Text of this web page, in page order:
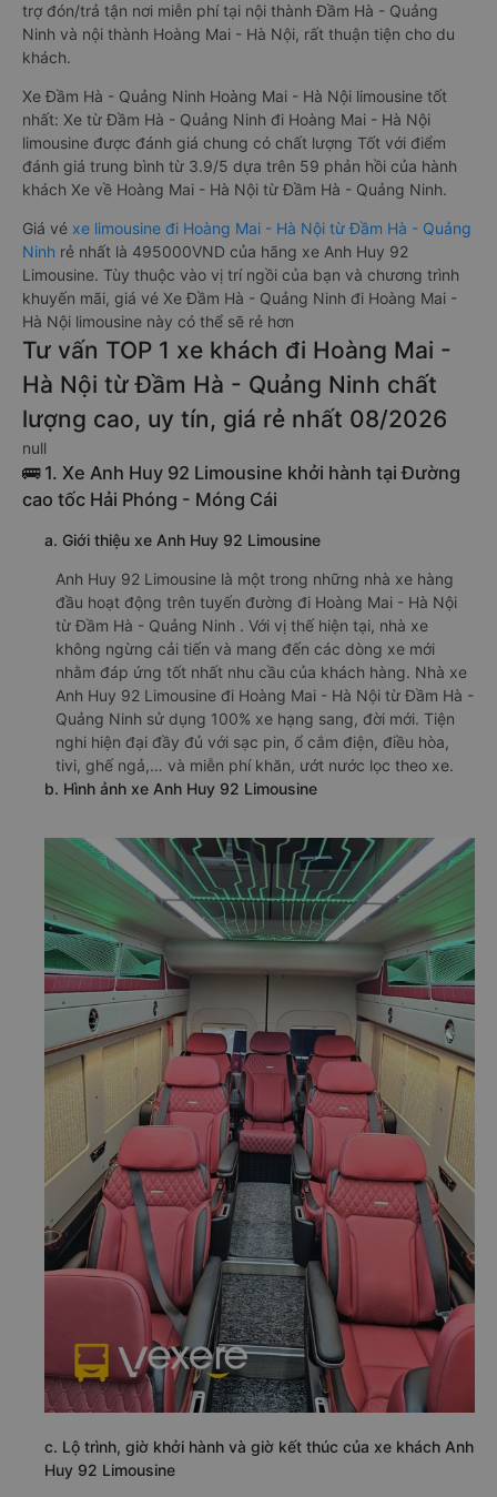
trợ đón/trả tận nơi miễn phí tại nội thành Đầm Hà - Quảng
Ninh và nội thành Hoàng Mai - Hà Nội, rất thuận tiện cho du
khách.
Xe Đầm Hà - Quảng Ninh Hoàng Mai - Hà Nội limousine tốt
nhất: Xe từ Đầm Hà - Quảng Ninh đi Hoàng Mai - Hà Nội
limousine được đánh giá chung có chất lượng Tốt với điểm
đánh giá trung bình từ 3.9/5 dựa trên 59 phản hồi của hành
khách Xe về Hoàng Mai - Hà Nội từ Đầm Hà - Quảng Ninh.
Giá vé xe limousine đi Hoàng Mai - Hà Nội từ Đầm Hà - Quảng
Ninh rẻ nhất là 495000VND của hãng xe Anh Huy 92
Limousine. Tùy thuộc vào vị trí ngồi của bạn và chương trình
khuyến mãi, giá vé Xe Đầm Hà - Quảng Ninh đi Hoàng Mai -
Hà Nội limousine này có thể sẽ rẻ hơn
Tư vấn TOP 1 xe khách đi Hoàng Mai -
Hà Nội từ Đầm Hà - Quảng Ninh chất
lượng cao, uy tín, giá rẻ nhất 08/2026
null
🚌 1. Xe Anh Huy 92 Limousine khởi hành tại Đường
cao tốc Hải Phóng - Móng Cái
a. Giới thiệu xe Anh Huy 92 Limousine
Anh Huy 92 Limousine là một trong những nhà xe hàng
đầu hoạt động trên tuyến đường đi Hoàng Mai - Hà Nội
từ Đầm Hà - Quảng Ninh . Với vị thế hiện tại, nhà xe
không ngừng cải tiến và mang đến các dòng xe mới
nhằm đáp ứng tốt nhất nhu cầu của khách hàng. Nhà xe
Anh Huy 92 Limousine đi Hoàng Mai - Hà Nội từ Đầm Hà -
Quảng Ninh sử dụng 100% xe hạng sang, đời mới. Tiện
nghi hiện đại đầy đủ với sạc pin, ổ cắm điện, điều hòa,
tivi, ghế ngả,… và miễn phí khăn, ướt nước lọc theo xe.
b. Hình ảnh xe Anh Huy 92 Limousine
c. Lộ trình, giờ khởi hành và giờ kết thúc của xe khách Anh
Huy 92 Limousine